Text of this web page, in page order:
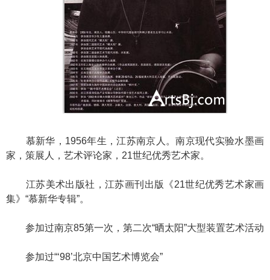
慕新华，1956年生，江苏南京人。南京现代实验水墨画
家，策展人，艺术评论家，21世纪优秀艺术家。
江苏美术出版社，江苏画刊出版《21世纪优秀艺术家画
集》“慕新华专辑”。
参加过南京85第一次，第二次“晒太阳”大型装置艺术活动
参加过“‘98’北京中国艺术博览会”